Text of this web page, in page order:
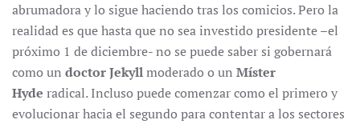
abrumadora y lo sigue haciendo tras los comicios. Pero la
realidad es que hasta que no sea investido presidente –el
próximo 1 de diciembre- no se puede saber si gobernará
como un doctor Jekyllmoderado o un Míster
Hyde radical. Incluso puede comenzar como el primero y
evolucionar hacia el segundo para contentar a los sectores